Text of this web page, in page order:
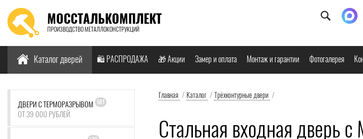
МОССТАЛЬКОМПЛЕКТ
ПРОИЗВОДСТВО МЕТАЛЛОКОНСТРУКЦИЙ
Каталог дверей 🛍️ РАСПРОДАЖА 🎁 Акции Замер и оплата Монтаж и гарантии Фотогалерея
ДВЕРИ С ТЕРМОРАЗРЫВОМ 581
ОТ 39 000 РУБЛЕЙ
Главная / Каталог /Трёхконтурные двери /
Стальная входная дверь